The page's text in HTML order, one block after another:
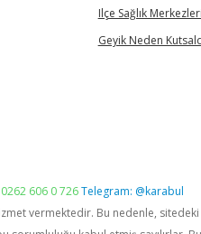
Ilçe Sağlık
Geyik Neden
606 0 726Telegram: @karabul
vermektedir. Bu nedenle,